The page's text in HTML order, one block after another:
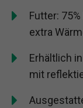
Futter:
extra
Erhältlich
mit